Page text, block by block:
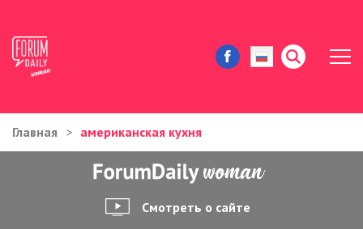
ЖИЗНЬ И ИСТОРИИ
ИММИГРАЦИЯ В США
Главная американская кухня
Смотреть о сайте